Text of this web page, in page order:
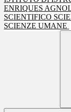
ENRIQUES
SCIENTIFICO
SCIENZE UMANE